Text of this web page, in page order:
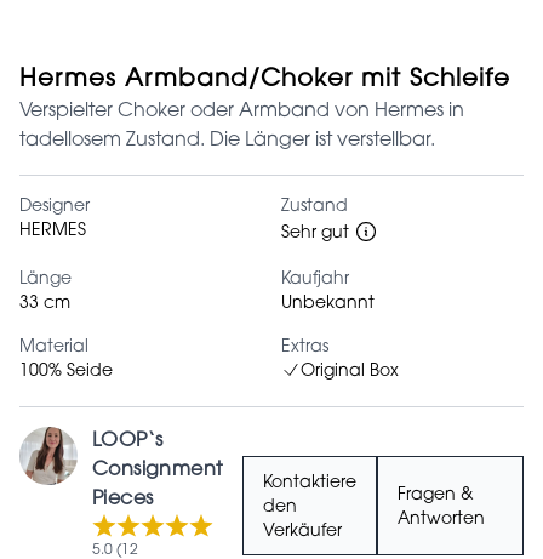
Hermes Armband/Choker mit Schleife
Verspielter Choker oder Armband von Hermes in
tadellosem Zustand. Die Länger ist verstellbar.
Designer
HERMES
Zustand
Sehr gut
Länge
33 cm
Kaufjahr
Unbekannt
Material
100% Seide
Extras
Original Box
LOOP‘s
Consignment
Pieces
5.0 (12
Kontaktiere
den
Verkäufer
Fragen &
Antworten